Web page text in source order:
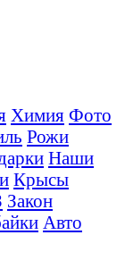
Химия Фото
Рожи
Наши
Крысы
Закон
Авто